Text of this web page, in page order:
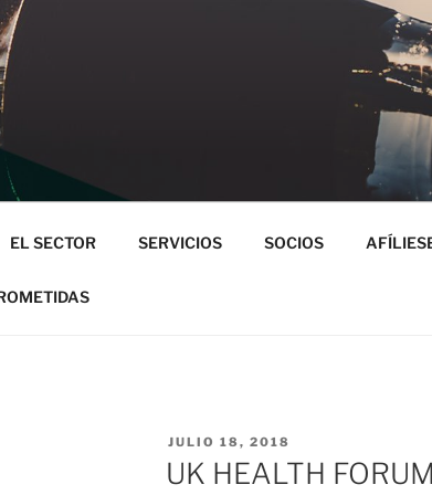
BEBIDAS NO ALCOHÓLICAS
EL SECTOR SERVICIOS SOCIOS
PUBLICADO
EL
JULIO 18, 2018
UK HEALTH